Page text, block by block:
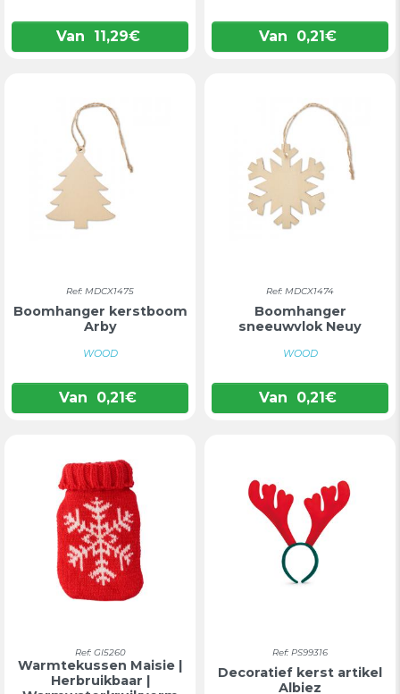
Van 11,29€ Van 0,21€
Ref: MDCX1475
Boomhanger kerstboom
Arby
WOOD
Van 0,21€
Ref: MDCX1474
Boomhanger
sneeuwvlok Neuy
WOOD
Van 0,21€
Ref: GI5260
Warmtekussen Maisie |
Herbruikbaar |
Ref: PS99316
Decoratief kerst artikel
Albiez